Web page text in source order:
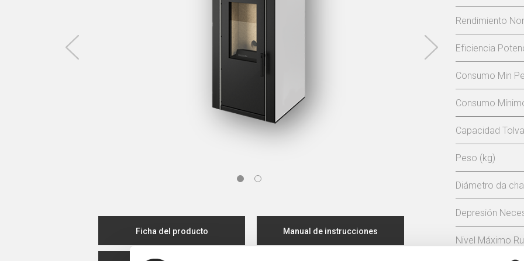
Ficha del producto Manual de instrucciones
Rendimiento
Eficiencia
Consumo Min
Consumo
Capacidad
Peso (kg)
Diámetro da
Depresión
Nivel Máximo